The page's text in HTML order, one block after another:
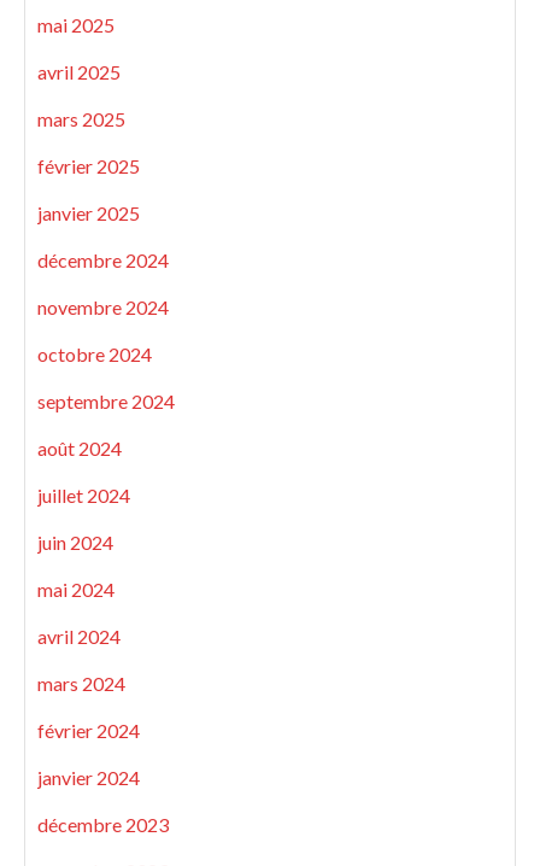
mai 2025
avril 2025
mars 2025
février 2025
janvier 2025
décembre 2024
novembre 2024
octobre 2024
septembre 2024
août 2024
juillet 2024
juin 2024
mai 2024
avril 2024
mars 2024
février 2024
janvier 2024
décembre 2023